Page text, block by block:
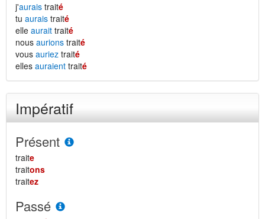
j'aurais traité
tu aurais traité
elle aurait traité
nous aurions traité
vous auriez traité
elles auraient traité
Impératif
Présent
traite
traitons
traitez
Passé